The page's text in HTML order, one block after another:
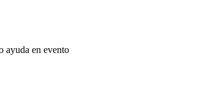
ayuda en evento